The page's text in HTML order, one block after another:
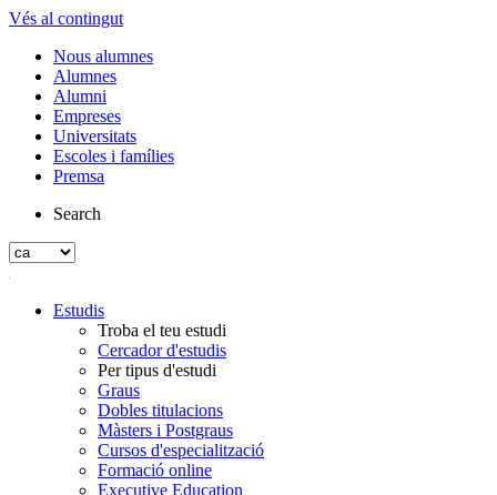
Vés al contingut
Nous alumnes
Alumnes
Alumni
Empreses
Universitats
Escoles i famílies
Premsa
Search
Estudis
Troba el teu estudi
Cercador d'estudis
Per tipus d'estudi
Graus
Dobles titulacions
Màsters i Postgraus
Cursos d'especialització
Formació online
Executive Education